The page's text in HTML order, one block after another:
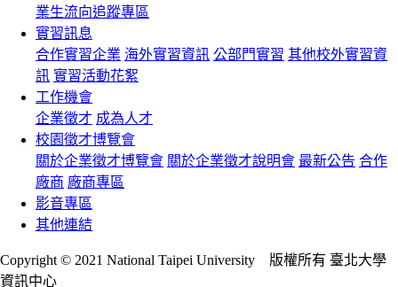
業生流向追蹤專區
實習訊息
合作實習企業 海外實習資訊 公部門實習 其他校外實習資
訊 實習活動花絮
工作機會
企業徵才 成為人才
校園徵才博覽會
關於企業徵才博覽會 關於企業徵才說明會 最新公告 合作
廠商 廠商專區
影音專區
其他連結
Copyright © 2021 National Taipei University 版權所有 臺北大學
資訊中心